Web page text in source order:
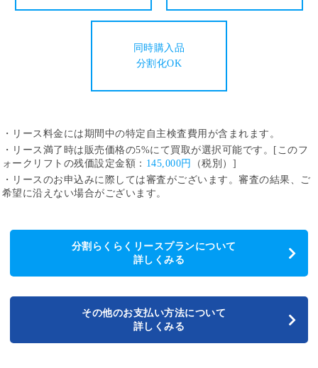
同時購入品
分割化OK
・リース料金には期間中の特定自主検査費用が含まれます。
・リース満了時は販売価格の5%にて買取が選択可能です。[このフ
ォークリフトの残価設定金額： 145,000円
（税別）]
・リースのお申込みに際しては審査がございます。審査の結果、ご
希望に沿えない場合がございます。
分割らくらくリースプランについて
詳しくみる
その他のお支払い方法について
詳しくみる